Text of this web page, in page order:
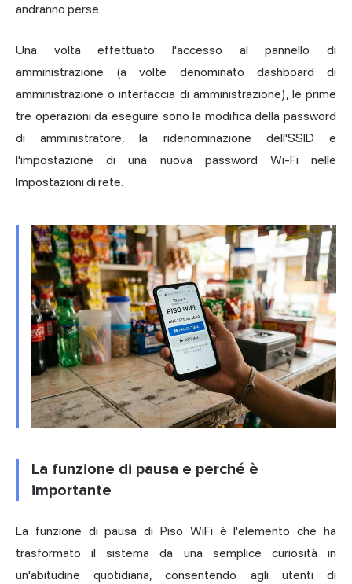
andranno perse.
Una volta effettuato l'accesso al pannello di
amministrazione (a volte denominato dashboard di
amministrazione o interfaccia di amministrazione), le prime
tre operazioni da eseguire sono la modifica della password
di amministratore, la ridenominazione dell'SSID e
l'impostazione di una nuova password Wi-Fi nelle
Impostazioni di rete.
La funzione di pausa e perché è
importante
La funzione di pausa di Piso WiFi è l'elemento che ha
trasformato il sistema da una semplice curiosità in
un'abitudine quotidiana, consentendo agli utenti di